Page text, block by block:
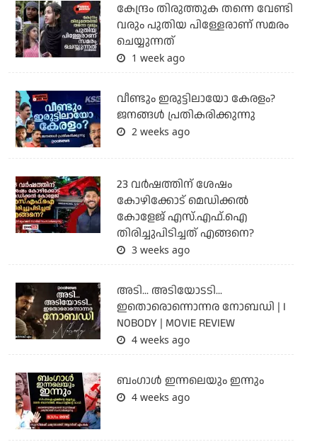
കേന്ദ്രം തിരുത്തുക തന്നെ വേണ്ടി
വരും പുതിയ പിള്ളേരാണ് സമരം
ചെയ്യുന്നത്
1 week ago
വീണ്ടും ഇരുട്ടിലായോ കേരളം?
ജനങ്ങൾ പ്രതികരിക്കുന്നു
2 weeks ago
23 വർഷത്തിന് ശേഷം
കോഴിക്കോട് മെഡിക്കൽ
കോളേജ് എസ്.എഫ്.ഐ
തിരിച്ചുപിടിച്ചത് എങ്ങനെ?
3 weeks ago
അടി... അടിയോടടി...
ഇതൊരൊന്നൊന്നര നോബഡി | I
NOBODY | MOVIE REVIEW
4 weeks ago
ബംഗാള്‍ ഇന്നലെയും ഇന്നും
4 weeks ago